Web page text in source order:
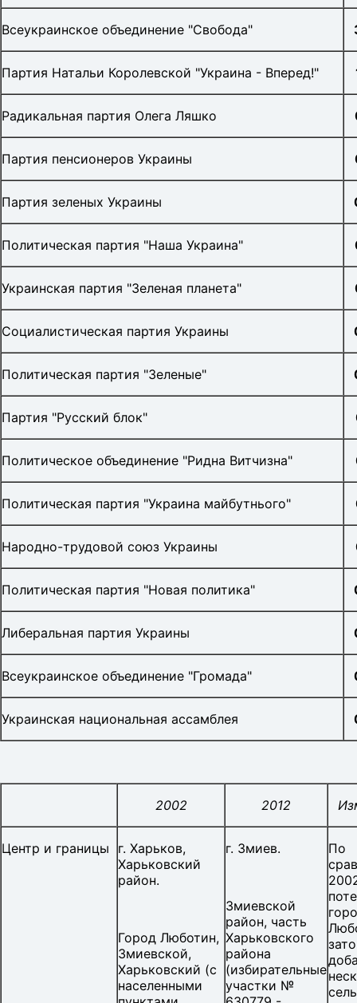
Всеукраинское объединение "Свобода"
Партия Натальи Королевской "Украина - Вперед!"
Радикальная партия Олега Ляшко
Партия пенсионеров Украины
Партия зеленых Украины
Политическая партия "Наша Украина"
Украинская партия "Зеленая планета"
Социалистическая партия Украины
Политическая партия "Зеленые"
Партия "Русский блок"
Политическое объединение "Ридна Витчизна"
Политическая партия "Украина майбутнього"
Народно-трудовой союз Украины
Политическая партия "Новая политика"
Либеральная партия Украины
Всеукраинское объединение "Громада"
Украинская национальная ассамблея
2002 2012
Центр и границы
г. Харьков,
Харьковский
район.
Город Люботин,
Змиевской,
Харьковский (с
населенными
г. Змиев.
Змиевской
район, часть
Харьковского
района
(избирательные
участки №
По